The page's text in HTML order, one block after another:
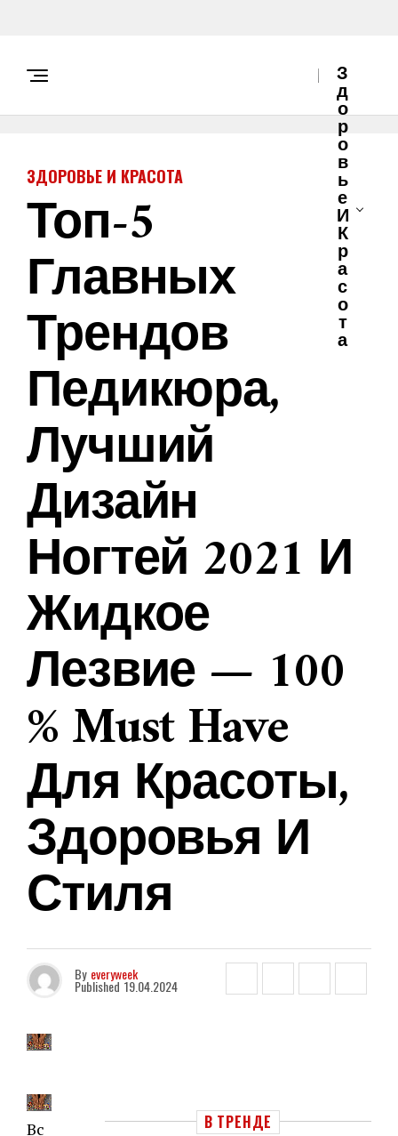
З
Д
О
Р
О
В
Ь
Е
И
К
Р
А
С
О
Т
А
ЗДОРОВЬЕ И КРАСОТА
Топ-5
Главных
Трендов
Педикюра,
Лучший
Дизайн
Ногтей 2021 И
Жидкое
Лезвие — 100
% Must Have
Для Красоты,
Здоровья И
Стиля
By everyweek
Published 19.04.2024
Вс
В ТРЕНДЕ